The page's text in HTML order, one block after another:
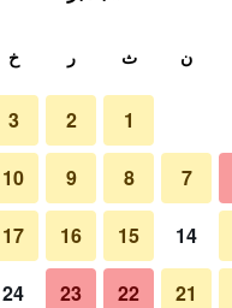
ن ث ر خ
1
2
3
7
8
9
10
14
15
16
17
21
22
23
24